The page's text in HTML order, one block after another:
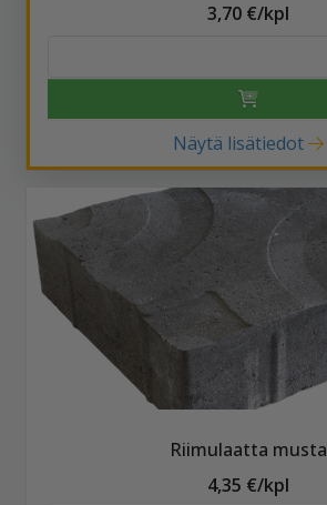
3,70 €/kpl
Näytä lisätiedot
Riimulaatta musta
4,35 €/kpl